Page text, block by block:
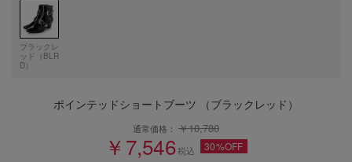
ブラックレ
ッド（BLR
D）
ポインテッドショートブーツ （ブラックレッド）
通常価格： ￥10,780
￥7,546税込 30%OFF